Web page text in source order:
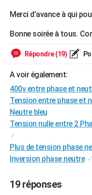
Merci d'avance à qui
Bonne soirée à tous.
Répondre (19)
A voir également:
400v entre phase et
Tension entre phase et
Neutre bleu
Tension nulle entre 2
✓
Plus de tension phase
Inversion phase neutre ✓
19 réponses